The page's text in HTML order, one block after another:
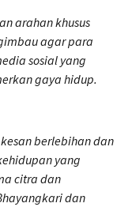
arahan khusus
agar para
sosial yang
gaya hidup.
berlebihan dan
yang
citra dan
dan